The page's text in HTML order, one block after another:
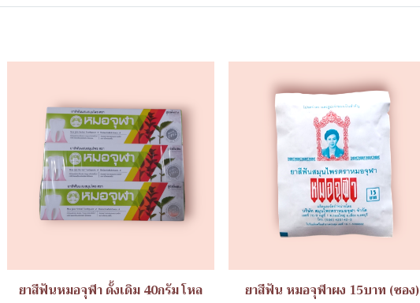
ยาสีฟันหมอจุฬา ดั้งเดิม 40กรัม โหล ยาสีฟัน หมอจุฬาผง 15บาท (ซอง)